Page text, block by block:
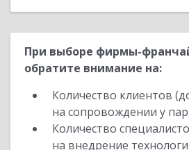
При выборе фирмы-
обратите внимание на:
Количество клиентов
на сопровождении у
Количество
на внедрение